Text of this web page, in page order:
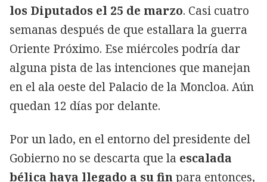
los Diputados el 25 de marzo. Casi cuatro
semanas después de que estallara la guerra
Oriente Próximo. Ese miércoles podría dar
alguna pista de las intenciones que manejan
en el ala oeste del Palacio de la Moncloa. Aún
quedan 12 días por delante.
Por un lado, en el entorno del presidente del
Gobierno no se descarta que la escalada
bélica haya llegado a su finpara entonces,